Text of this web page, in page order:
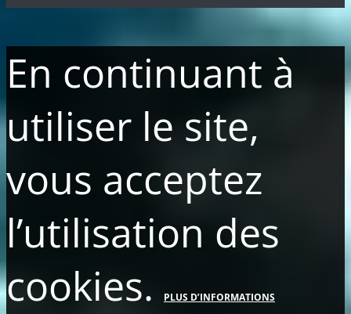
En continuant à
utiliser le site,
vous acceptez
l’utilisation des
cookies.
PLUS D’INFORMATIONS